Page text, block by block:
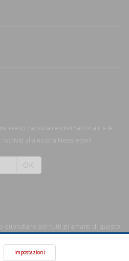
eventi nazionali e internazionali, e le
Iscriviti alla nostra Newsletter!
OK!
quotidiano per tutti gli amanti di questo
Impostazioni